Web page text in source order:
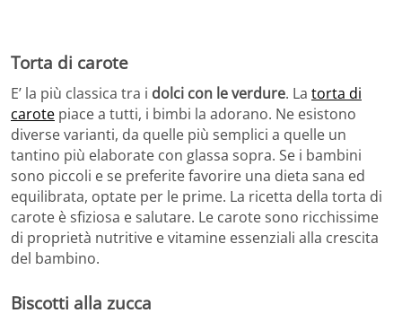
Torta di carote
E’ la più classica tra i dolci con le verdure. La torta di
carote piace a tutti, i bimbi la adorano. Ne esistono
diverse varianti, da quelle più semplici a quelle un
tantino più elaborate con glassa sopra. Se i bambini
sono piccoli e se preferite favorire una dieta sana ed
equilibrata, optate per le prime. La ricetta della torta di
carote è sfiziosa e salutare. Le carote sono ricchissime
di proprietà nutritive e vitamine essenziali alla crescita
del bambino.
Biscotti alla zucca